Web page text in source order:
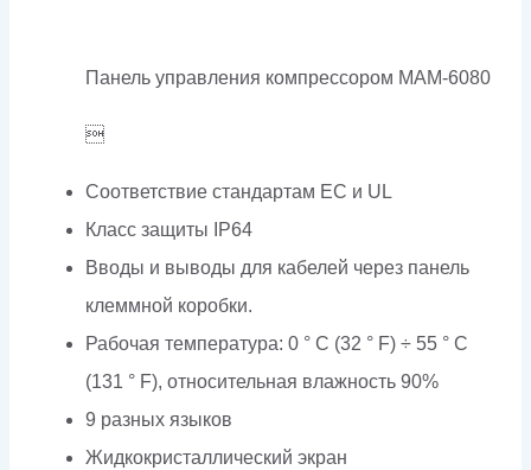
Панель управления компрессором MAM-6080

Соответствие стандартам EC и UL
Класс защиты IP64
Вводы и выводы для кабелей через панель
клеммной коробки.
Рабочая температура: 0 ° C (32 ° F) ÷ 55 ° C
(131 ° F), относительная влажность 90%
9 разных языков
Жидкокристаллический экран